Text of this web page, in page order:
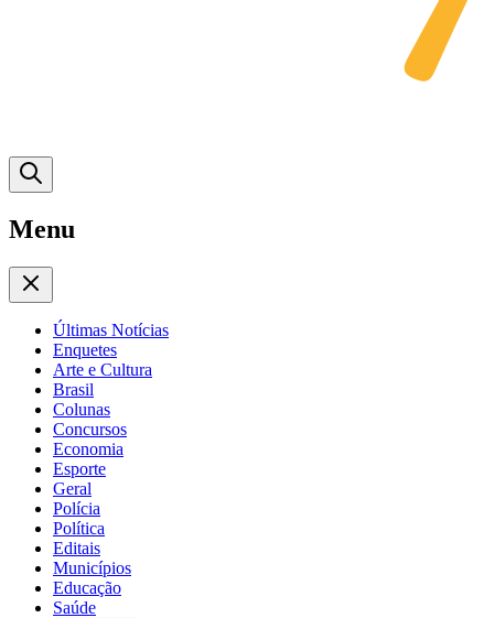
Menu
Últimas Notícias
Enquetes
Arte e Cultura
Brasil
Colunas
Concursos
Economia
Esporte
Geral
Polícia
Política
Editais
Municípios
Educação
Saúde